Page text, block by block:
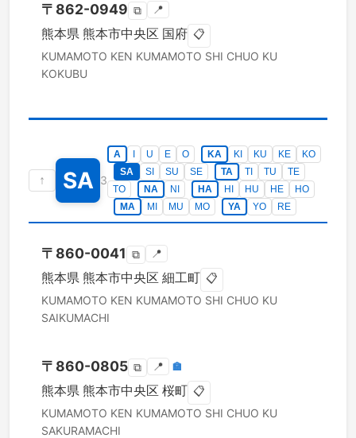
〒 862-0949 ⧉ 📍
熊本県 熊本市中央区 国府 📋
KUMAMOTO KEN KUMAMOTO SHI CHUO KU
KOKUBU
↑ SA 3
A U E O KA KI KU KE
KO
SA
SI SU SE TA TI TU
TE
TO
NA NI HA HI HU HE
HO
MA
MI MU MO YA YO RE
〒 860-0041 ⧉ 📍
熊本県 熊本市中央区 細工町 📋
KUMAMOTO KEN KUMAMOTO SHI CHUO KU
SAIKUMACHI
〒 860-0805 ⧉ 📍 🏣
熊本県 熊本市中央区 桜町 📋
KUMAMOTO KEN KUMAMOTO SHI CHUO KU
SAKURAMACHI